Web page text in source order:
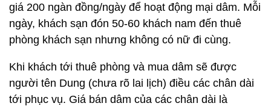
giá 200 ngàn đồng/ngày để hoạt động mại dâm. Mỗi
ngày, khách sạn đón 50-60 khách nam đến thuê
phòng khách sạn nhưng không có nữ đi cùng.
Khi khách tới thuê phòng và mua dâm sẽ được
người tên Dung (chưa rõ lai lịch) điều các chân dài
tới phục vụ. Giá bán dâm của các chân dài là